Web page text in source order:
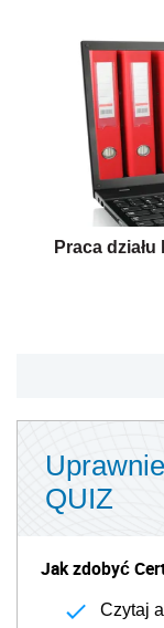
Praca
QUIZ
Jak zdobyć
Czytaj